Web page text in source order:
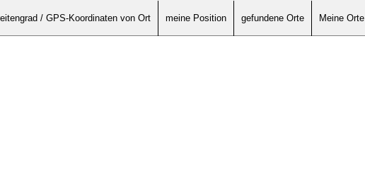
/ GPS-Koordinaten von Ort meine Position gefundene Orte Meine Orte